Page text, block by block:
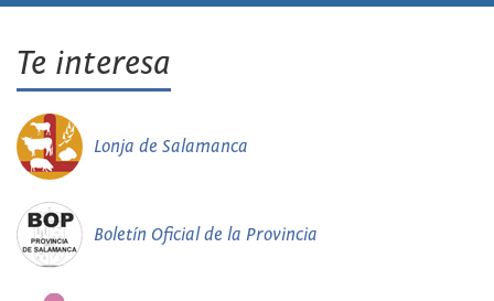
Te interesa
Lonja de Salamanca
Boletín Oficial de la Provincia